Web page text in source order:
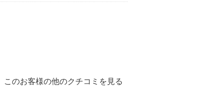
このお客様の他のクチコミを見る